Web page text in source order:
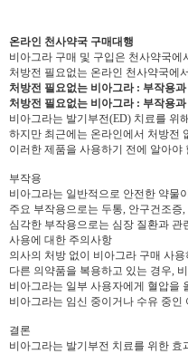
온라인 천사약국 구매대행
비아그라 구매 및 구입은 천사약국에
처방전 필요없는 온라인 천사약국에
처방전 필요없는 비아그라 : 부작용
처방전 필요없는 비아그라 : 부작용
비아그라는 발기부전(ED) 치료를 위
하지만 최근에는 온라인에서 처방전
이러한 제품을 사용하기 전에 알아
부작용
비아그라는 일반적으로 안전한 약물
주요 부작용으로는 두통, 안구건조증
심각한 부작용으로는 심장 질환과
사용에 대한 주의사항
의사의 처방 없이 비아그라 구매 사
다른 의약품을 복용하고 있는 경우,
비아그라는 일부 사용자에게 혈압을
비아그라는 임신 중이거나 수유 중
결론
비아그라는 발기부전 치료를 위한